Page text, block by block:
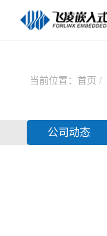
当前位置： 首页
公司动态